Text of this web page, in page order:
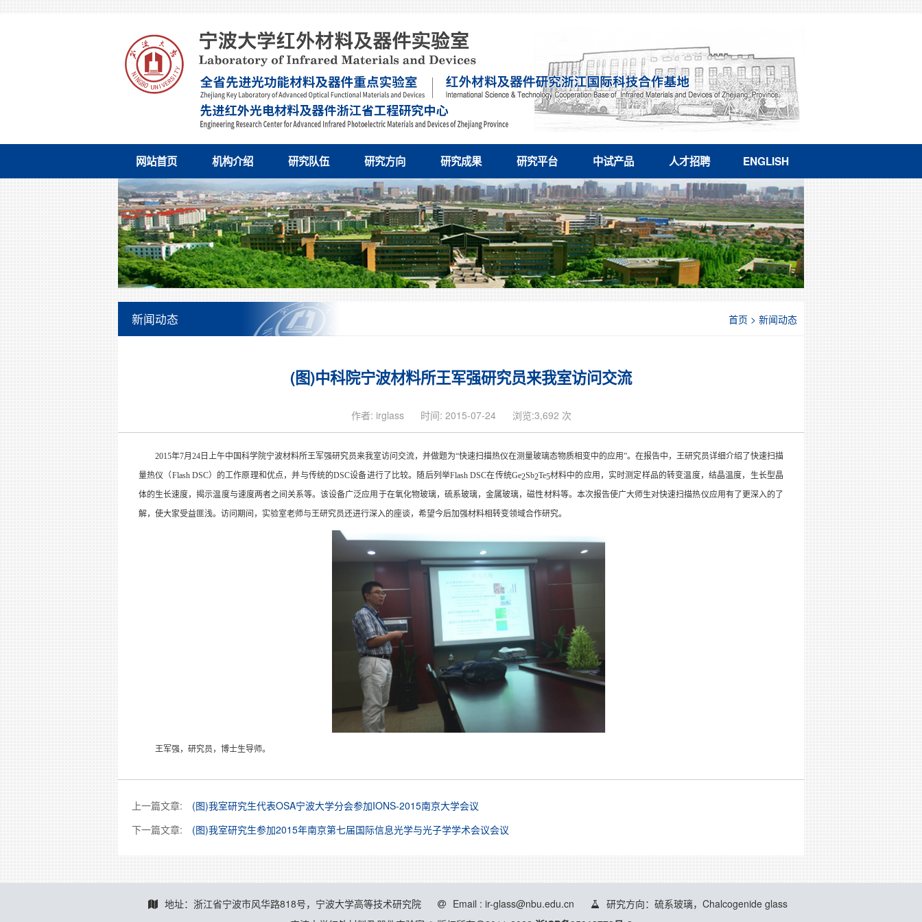
网站首页 机构介绍 研究队伍 研究方向 研究成果 研究平台 中试产品 人才招聘 ENGLISH
新闻动态 首页 > 新闻动态
(图)中科院宁波材料所王军强研究员来我室访问交流
作者: irglass 时间: 2015-07-24 浏览:3,692 次
2015年7月24日上午中国科学院宁波材料所王军强研究员来我室访问交流，并做题为“快速扫描热仪在测量玻璃态物质相变中的应用”。在报告中， 王研究员详细介绍了快速扫描
量热仪（Flash DSC）的工作原理和优点，并与传统的DSC设备进行了比较。随后列举Flash DSC在传统Ge2Sb2Te5材料中的应用，实时测定样品的转变温度，结晶温度，生长型晶
体的生长速度，揭示温度与速度两者之间关系等。该设备广泛应用于在氧化物玻璃，硫系玻璃，金属玻璃，磁性材料等。本次报告使广大师生对快速扫描热仪应用有了更深入的了
解，使大家受益匪浅。访问期间，实验室老师与王研究员还进行深入的座谈，希望今后加强材料相转变领域合作研究。
王军强，研究员，博士生导师。
上一篇文章:
(图)我室研究生代表OSA宁波大学分会参加IONS-2015南京大学会议
下一篇文章:
(图)我室研究生参加2015年南京第七届国际信息光学与光子学学术会议会议
地址：浙江省宁波市风华路818号，宁波大学高等技术研究院 Email : ir-glass@nbu.edu.cn
研究方向：硫系玻璃，Chalcogenide glass